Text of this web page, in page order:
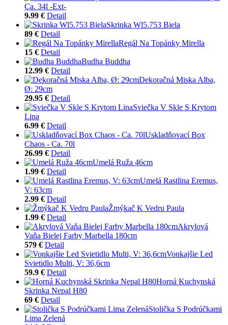
Ca. 34l -Ext-
9.99 € Detail
Skrinka Wl5.753 Biela
89 € Detail
Regál Na Topánky Mirella
15 € Detail
Budha Buddha
12.99 € Detail
Dekoračná Miska Alba,
Ø: 29cm
29.95 € Detail
Sviečka V Skle S Krytom
Lina
6.99 € Detail
Uskladňovací Box
Chaos - Ca. 70l
26.99 € Detail
Umelá Ruža 46cm
1.99 € Detail
Umelá Rastlina Eremus,
V: 63cm
2.99 € Detail
Žmýkač K Vedru Paula
1.99 € Detail
Akrylová
Vaňa Bielej Farby Marbella 180cm
579 € Detail
Vonkajšie Led
Svietidlo Multi, V: 36,6cm
59.9 € Detail
Horná Kuchynská
Skrinka Nepal H80
69 € Detail
Stolička S Podrúčkami
Lima Zelená